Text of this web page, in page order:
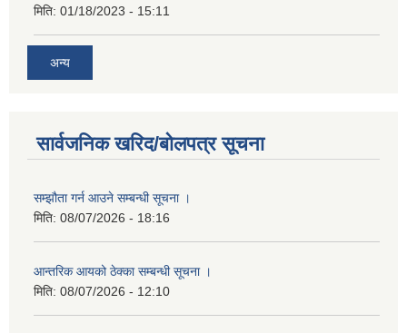
मिति: 01/18/2023 - 15:11
अन्य
सार्वजनिक खरिद/बोलपत्र सूचना
सम्झौता गर्न आउने सम्बन्धी सूचना ।
मिति: 08/07/2026 - 18:16
आन्तरिक आयको ठेक्का सम्बन्धी सूचना ।
मिति: 08/07/2026 - 12:10